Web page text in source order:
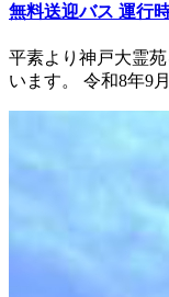
無料送迎バス 運行
平素より神戸大霊
います。 令和8年9